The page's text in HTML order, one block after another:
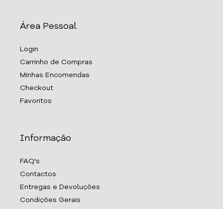
Área Pessoal
Login
Carrinho de Compras
Minhas Encomendas
Checkout
Favoritos
Informação
FAQ's
Contactos
Entregas e Devoluções
Condições Gerais